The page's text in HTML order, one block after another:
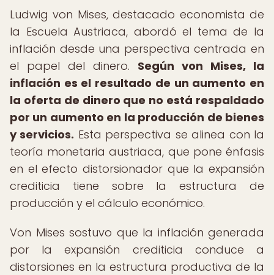
Ludwig von Mises, destacado economista de
la Escuela Austriaca, abordó el tema de la
inflación desde una perspectiva centrada en
el papel del dinero. Según von Mises, la
inflación es el resultado de un aumento en
la oferta de dinero que no está respaldado
por un aumento en la producción de bienes
y servicios. Esta perspectiva se alinea con la
teoría monetaria austriaca, que pone énfasis
en el efecto distorsionador que la expansión
crediticia tiene sobre la estructura de
producción y el cálculo económico.
Von Mises sostuvo que la inflación generada
por la expansión crediticia conduce a
distorsiones en la estructura productiva de la